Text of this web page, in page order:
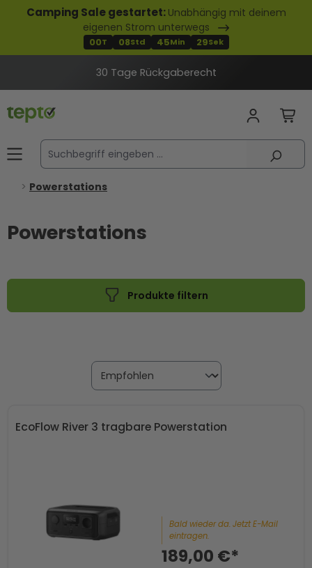
springen
Camping Sale gestartet: Unabhängig mit deinem
eigenen Strom unterwegs
00T 08Std 45Min 29Sek
30 Tage Rückgaberecht
Powerstations
Powerstations
Produkte filtern
EcoFlow River 3 tragbare Powerstation
Bald wieder da. Jetzt E-Mail
eintragen.
189,00 €*